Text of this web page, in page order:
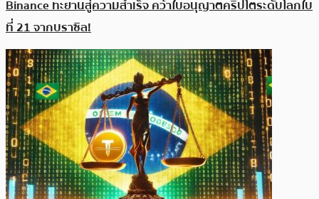
Binance ทะยานสู่ความสำเร็จ คว้าใบอนุญาตคริปโตระดับโลกใบ
ที่ 21 จากบราซิล!